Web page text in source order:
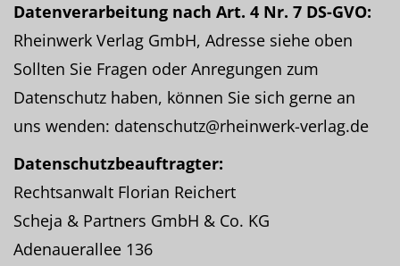
Datenverarbeitung nach Art. 4 Nr. 7 DS-GVO:
Rheinwerk Verlag GmbH, Adresse siehe oben
Sollten Sie Fragen oder Anregungen zum
Datenschutz haben, können Sie sich gerne an
uns wenden: datenschutz@rheinwerk-verlag.de
Datenschutzbeauftragter:
Rechtsanwalt Florian Reichert
Scheja & Partners GmbH & Co. KG
Adenauerallee 136